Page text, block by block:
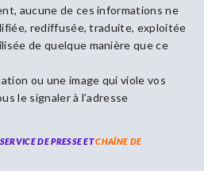
aucune de ces informations ne
rediffusée, traduite, exploitée
de quelque manière que ce
ou une image qui viole vos
le signaler à l’adresse
DE PRESSE ETCHAÎNE DE